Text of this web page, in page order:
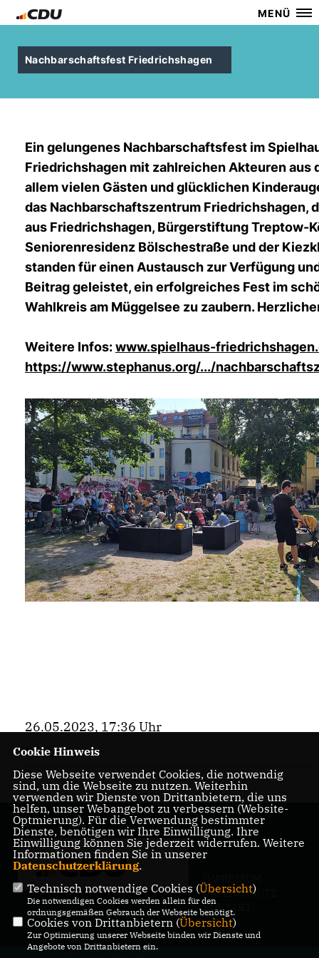
MENÜ
Nachbarschaftsfest Friedrichshagen
Ein gelungenes Nachbarschaftsfest im
Friedrichshagen mit zahlreichen Akteuren aus
allem vielen Gästen und glücklichen
das Nachbarschaftszentrum Friedrichshagen,
aus Friedrichshagen, Bürgerstiftung Treptow-
Seniorenresidenz Bölschestraße und der
standen für einen Austausch zur Verfügung
Beitrag geleistet, ein erfolgreiches Fest im
Wahlkreis am Müggelsee zu zaubern.
Weitere Infos:www.spielhaus-
https://www.stephanus.org/.../
26.05.2023, 17:36 Uhr
Bezirk
DATENSCHUTZ
KONTAKT
Cookie Hinweis
Diese Webseite verwendet Cookies, die notwendig
sind, um die Webseite zu nutzen. Weiterhin
verwenden wir Dienste von Drittanbietern, die uns
helfen, unser Webangebot zu verbessern (Website-
Optmierung). Für die Verwendung bestimmter
Dienste, benötigen wir Ihre Einwilligung. Ihre
Einwilligung können Sie jederzeit widerrufen. Weitere
Informationen finden Sie in unserer
Datenschutzerklärung.
Technisch notwendige Cookies (Übersicht)
Die notwendigen Cookies werden allein für den
ordnungsgemäßen Gebrauch der Webseite benötigt.
Cookies von Drittanbietern (Übersicht)
Zur Optimierung unserer Webseite binden wir Dienste und
Angebote von Drittanbietern ein.